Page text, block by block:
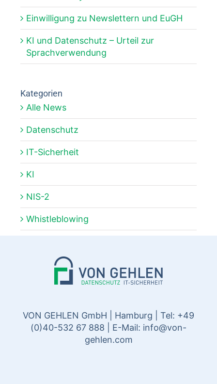
Einwilligung zu Newslettern und EuGH
KI und Datenschutz – Urteil zur
Sprachverwendung
Kategorien
Alle News
Datenschutz
IT-Sicherheit
KI
NIS-2
Whistleblowing
VON GEHLEN GmbH | Hamburg | Tel: +49
(0)40-532 67 888 | E-Mail: info@von-
gehlen.com